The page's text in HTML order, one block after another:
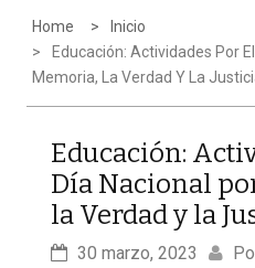
Home
Inicio
Educación: Actividades Por
Memoria, La Verdad Y La
Educación:
Día Nacional
la Verdad y la
30 marzo, 2023